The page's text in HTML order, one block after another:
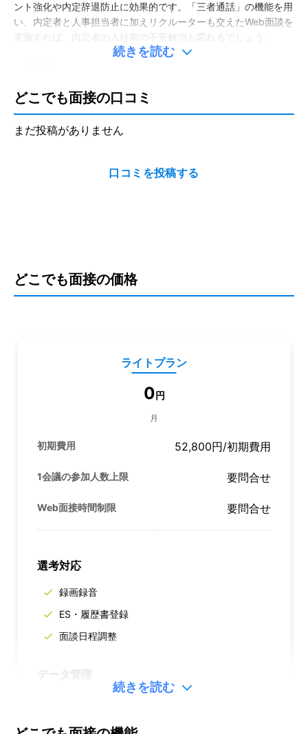
ント強化や内定辞退防止に効果的です。
「三者通話」の機能を用
い、内定者と人事担当者に加えリクルーターも交えたWeb面談を
実施すれば、内定者の入社前の不安解消も図れるでしょう。
※本ページは、公表されている情報を元にミツモアが作成したものです。
口コミを投稿する
続きを読む
どこでも面接の口コミ
まだ投稿がありません
口コミを投稿する
どこでも面接の価格
ライトプラン
0円
月
初期費用 52,800円/初期費用
1会議の参加人数上限 要問合せ
Web面接時間制限 要問合せ
選考対応
録画録音
ES・履歴書登録
面談日程調整
データ管理
続きを読む